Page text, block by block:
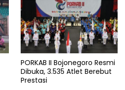
PORKAB II Bojonegoro Resmi
Dibuka, 3.535 Atlet Berebut
Prestasi